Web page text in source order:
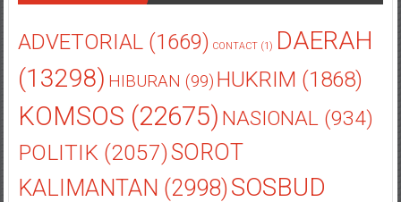
ADVETORIAL(1669) CONTACT(1) DAERAH
(13298) HIBURAN (99) HUKRIM (1868)
KOMSOS (22675) NASIONAL(934)
POLITIK(2057)SOROT
KALIMANTAN (2998)SOSBUD